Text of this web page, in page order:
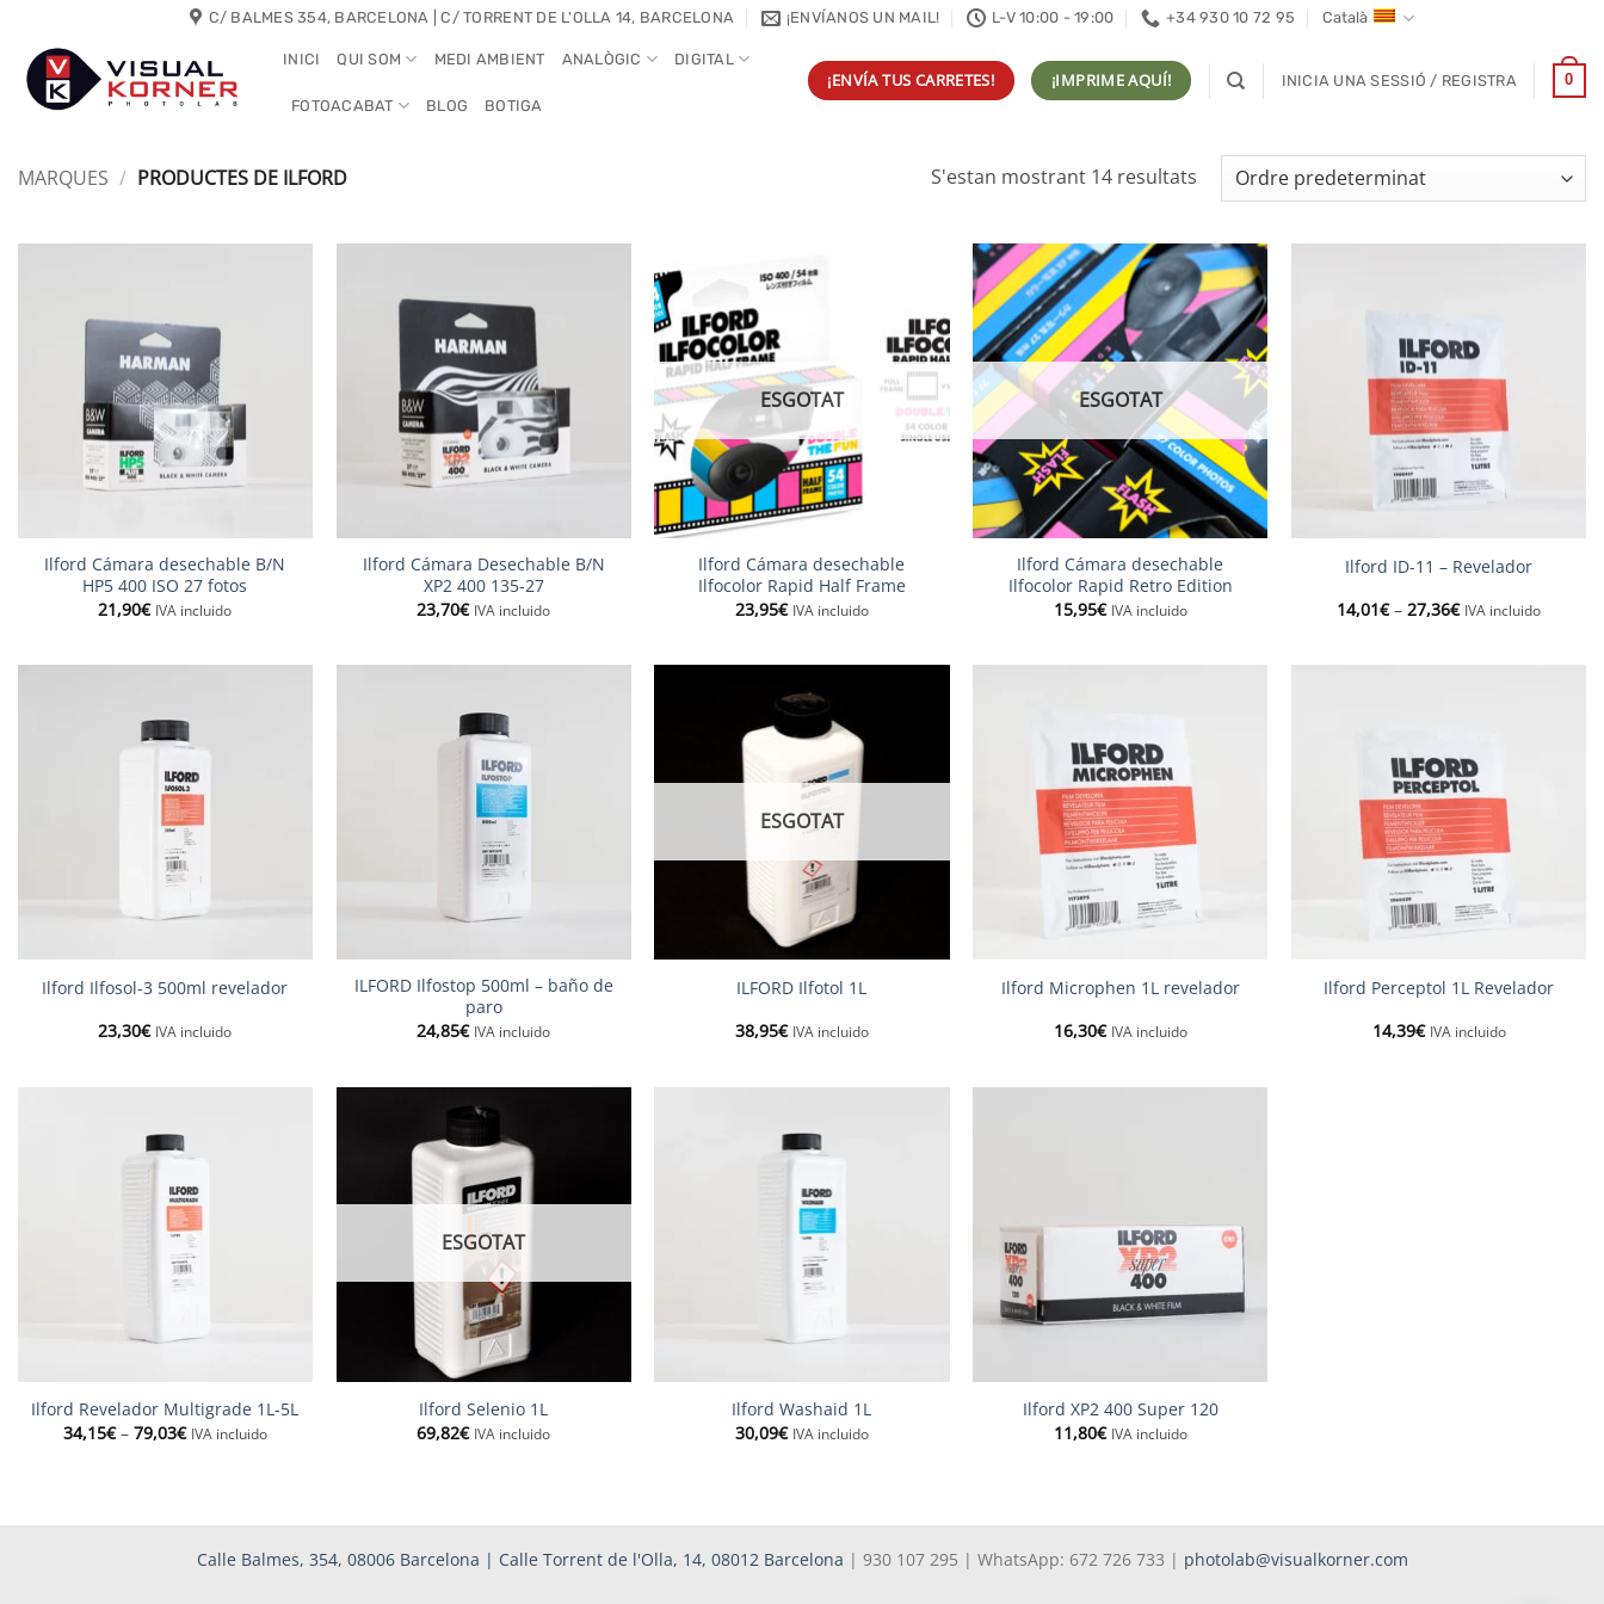
content
C/ BALMES 354, BARCELONA | C/ TORRENT DE L'OLLA 14, BARCELONA ¡ENVÍANOS UN MAIL! L-V 10:00 - 19:00 +34 930 10 72 95 Català
INICI QUI SOM MEDI AMBIENT ANALÒGIC DIGITAL
FOTOACABAT BLOG BOTIGA
¡ENVÍA TUS CARRETES! ¡IMPRIME AQUÍ! INICIA UNA SESSIÓ / REGISTRA 0
MARQUES / PRODUCTES DE ILFORD S'estan mostrant 14 resultats
Ilford Cámara desechable B/N
HP5 400 ISO 27 fotos
21,90€ IVA incluido
Ilford Cámara Desechable B/N
XP2 400 135-27
23,70€ IVA incluido
ESGOTAT
Ilford Cámara desechable
Ilfocolor Rapid Half Frame
23,95€ IVA incluido
ESGOTAT
Ilford Cámara desechable
Ilfocolor Rapid Retro Edition
15,95€ IVA incluido
Ilford ID-11 – Revelador
14,01€ – 27,36€Interval
IVA incluido
Ilford Ilfosol-3 500ml revelador
23,30€ IVA incluido
ILFORD Ilfostop 500ml – baño de
paro
24,85€ IVA incluido
ESGOTAT
ILFORD Ilfotol 1L
38,95€ IVA incluido
Ilford Microphen 1L revelador
16,30€ IVA incluido
Ilford Perceptol 1L Revelador
14,39€ IVA incluido
Ilford Revelador Multigrade 1L-5L
34,15€ – 79,03€Interval
IVA incluido
ESGOTAT
Ilford Selenio 1L
69,82€ IVA incluido
Ilford Washaid 1L
30,09€ IVA incluido
Ilford XP2 400 Super 120
11,80€ IVA incluido
Calle Balmes, 354, 08006 Barcelona | Calle Torrent de l'Olla, 14, 08012 Barcelona | 930 107 295 | WhatsApp: 672 726 733 | photolab@visualkorner.com